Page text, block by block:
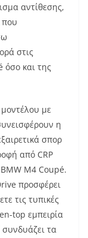
αντίθεσης,
που
στις
όσο και της
με
η
σπορ
από CRP
BMW M4 Coupé.
προσφέρει
τις τυπικές
top εμπειρία
τα